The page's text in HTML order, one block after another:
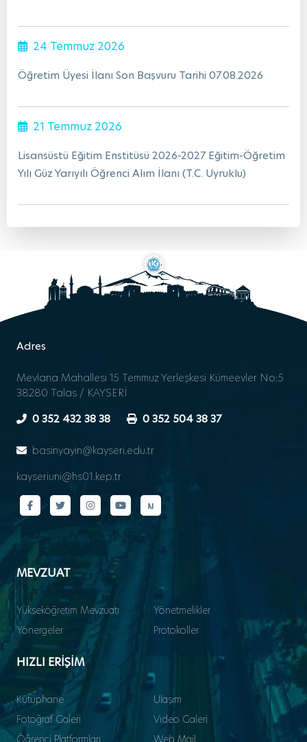
24 Temmuz 2026
Öğretim Üyesi İlanı Son Başvuru Tarihi 07.08.2026
21 Temmuz 2026
Lisansüstü Eğitim Enstitüsü 2026-2027 Eğitim-Öğretim
Yılı Güz Yarıyılı Öğrenci Alım İlanı (T.C. Uyruklu)
Adres
Mevlana Mahallesi 15 Temmuz Yerleşkesi Kümeevler No:5
38280 Talas / KAYSERİ
0 352 432 38 38
0 352 504 38 37
basinyayin@kayseri.edu.tr
kayseriuni@hs01.kep.tr
MEVZUAT
Yükseköğretim Mevzuatı
Yönetmelikler
Yönergeler
Protokoller
HIZLI ERİŞİM
Kütüphane
Ulaşım
Fotoğraf Galeri
Video Galeri